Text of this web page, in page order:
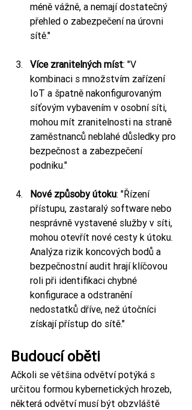
méně vážně, a nemají dostatečný
přehled o zabezpečení na úrovni
sítě."
Více zranitelných míst: "V
kombinaci s množstvím zařízení
IoT a špatně nakonfigurovaným
síťovým vybavením v osobní síti,
mohou mít zranitelnosti na straně
zaměstnanců neblahé důsledky pro
bezpečnost a zabezpečení
podniku."
Nové způsoby útoku: "Řízení
přístupu, zastaralý software nebo
nesprávně vystavené služby v síti,
mohou otevřít nové cesty k útoku.
Analýza rizik koncových bodů a
bezpečnostní audit hrají klíčovou
roli při identifikaci chybné
konfigurace a odstranění
nedostatků dříve, než útočníci
získají přístup do sítě."
Budoucí oběti
Ačkoli se většina odvětví potýká s
určitou formou kybernetických hrozeb,
některá odvětví musí být obzvláště